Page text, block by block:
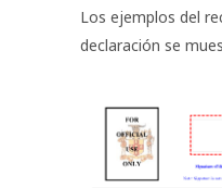
Los ejemplos del
declaración se